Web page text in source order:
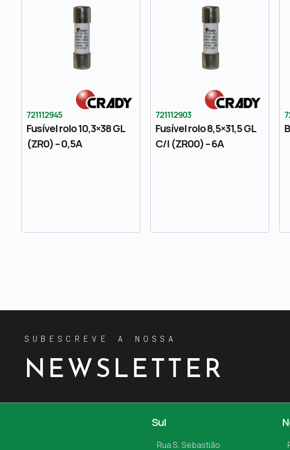
721112945
Fusível rolo 10,3×38 GL
(ZR0) – 0,5A
721112903
Fusível rolo 8,5×31,5 GL
C/I (ZR00) – 6A
SUBESCREVE A NOSSA
NEWSLETTER
Sul
Rua S. Sebastião